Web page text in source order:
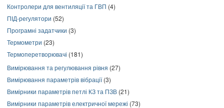
Контролери для вентиляції та ГВП (4)
ПІД-регулятори (52)
Програмні задатчики (3)
Термометри (23)
Термоперетворювачі (181)
Вимірювання та регулювання рівня (27)
Вимірювання параметрів вібрації(3)
Вимірники параметрів петлі КЗ та ПЗВ (21)
Вимірники параметрів електричної мережі (73)